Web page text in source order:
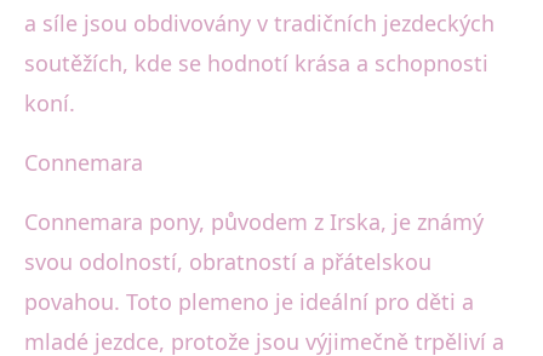
a síle jsou obdivovány v tradičních jezdeckých
soutěžích, kde se hodnotí krása a schopnosti
koní.
Connemara
Connemara pony, původem z Irska, je známý
svou odolností, obratností a přátelskou
povahou. Toto plemeno je ideální pro děti a
mladé jezdce, protože jsou výjimečně trpěliví a